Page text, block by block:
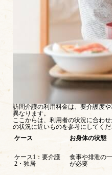
訪問介護の利用料金は、要介護度
異なります。
ここからは、利用者の状況に合わ
の状況に近いものを参考にしてくだ
ケース
お身体の状態
ケース1：要介護
2・独居
食事や排泄の
が必要